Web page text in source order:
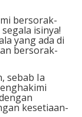
bersorak-
isinya!
yang ada di
bersorak-
sebab Ia
kesetiaan-